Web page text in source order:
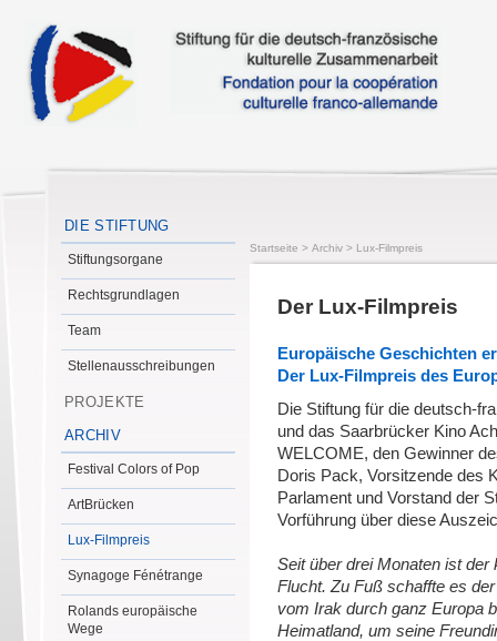
DIE STIFTUNG
Stiftungsorgane
Rechtsgrundlagen
Team
Stellenausschreibungen
PROJEKTE
ARCHIV
Festival Colors of Pop
ArtBrücken
Lux-Filmpreis
Synagoge Fénétrange
Rolands europäische
Wege
Startseite > Archiv > Lux-Filmpreis
Der Lux-Filmpreis
Europäische Geschichten
Der Lux-Filmpreis des
Die Stiftung für die deutsch-
und das Saarbrücker Kino
WELCOME, den Gewinner
Doris Pack, Vorsitzende des
Parlament und Vorstand der
Vorführung über diese
Seit über drei Monaten ist
Flucht. Zu Fuß schaffte es
vom Irak durch ganz Europa
Heimatland, um seine